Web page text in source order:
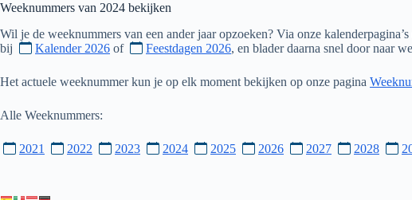
Weeknummers van 2024 bekijken
Wil je de weeknummers van een ander jaar opzoeken? Via onze
bij
Kalender 2026 of Feestdagen 2026, en blader daarna snel door naar
Het actuele weeknummer kun je op elk moment bekijken op onze pagina
Alle Weeknummers:
2021 2022 2023 2024 2025 2026 2027 2028